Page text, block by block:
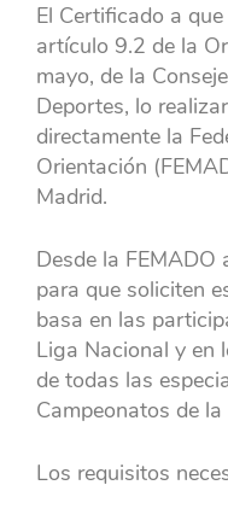
El Certificado a
artículo 9.2 de la
mayo, de la
Deportes, lo
directamente la
Orientación
Madrid.
Desde la
para que soliciten
basa en las
Liga Nacional y en
de todas las
Campeonatos de
Los requisitos